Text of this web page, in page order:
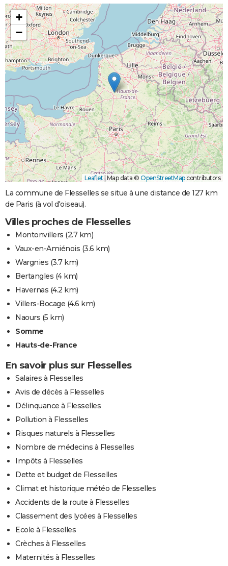
+
−
Leaflet Map data © OpenStreetMapcontributors
La commune de Flesselles se situe à une distance de 127 km
de Paris (à vol d'oiseau).
Villes proches de Flesselles
Montonvillers (2.7 km)
Vaux-en-Amiénois (3.6 km)
Wargnies (3.7 km)
Bertangles (4 km)
Havernas (4.2 km)
Villers-Bocage (4.6 km)
Naours (5 km)
Somme
Hauts-de-France
En savoir plus sur Flesselles
Salaires à Flesselles
Avis de décès à Flesselles
Délinquance à Flesselles
Pollution à Flesselles
Risques naturels à Flesselles
Nombre de médecins à Flesselles
Impôts à Flesselles
Dette et budget de Flesselles
Climat et historique météo de Flesselles
Accidents de la route à Flesselles
Classement des lycées à Flesselles
Ecole à Flesselles
Crèches à Flesselles
Maternités à Flesselles